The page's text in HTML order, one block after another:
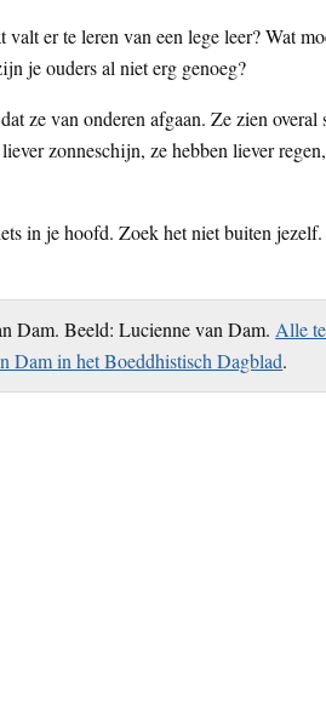
er te leren van een lege leer? Wat
je ouders al niet erg genoeg?
ze van onderen afgaan. Ze zien overal
zonneschijn, ze hebben liever
in je hoofd. Zoek het niet buiten
Dam. Beeld: Lucienne van Dam.Alle
Dam in het Boeddhistisch Dagblad.